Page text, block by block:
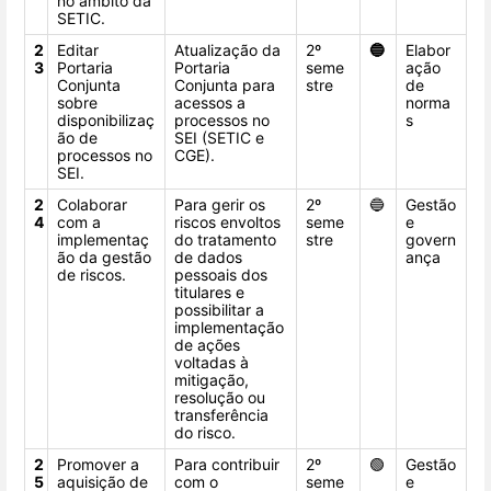
SETIC.
2
3
Editar
Portaria
Conjunta
sobre
disponibilizaç
ão de
processos no
SEI.
Atualização da
Portaria
Conjunta para
acessos a
processos no
SEI (SETIC e
CGE).
2º
seme
stre
🔵
Elabor
ação
de
norma
s
2
4
Colaborar
com a
implementaç
ão da gestão
de riscos.
Para gerir os
riscos envoltos
do tratamento
de dados
pessoais dos
titulares e
possibilitar a
implementação
de ações
voltadas à
mitigação,
resolução ou
transferência
do risco.
2º
seme
stre
🔵
Gestão
e
govern
ança
2
5
Promover a
aquisição de
Para contribuir
com o
2º
seme
🟢
Gestão
e